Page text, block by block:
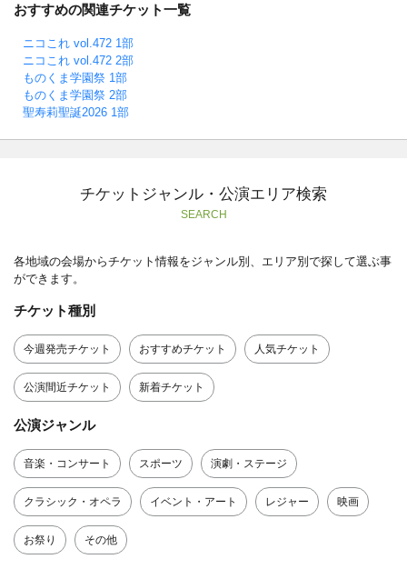
おすすめの関連チケット一覧
ニコこれ vol.472 1部
ニコこれ vol.472 2部
ものくま学園祭 1部
ものくま学園祭 2部
聖寿莉聖誕2026 1部
チケットジャンル・公演エリア検索
SEARCH
各地域の会場からチケット情報をジャンル別、エリア別で探して選ぶ事
ができます。
チケット種別
今週発売チケット おすすめチケット 人気チケット
公演間近チケット 新着チケット
公演ジャンル
音楽・コンサート スポーツ 演劇・ステージ
クラシック・オペラ イベント・アート レジャー 映画
お祭り その他